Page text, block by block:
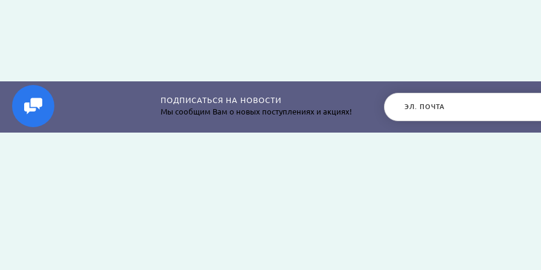
ПОДПИСАТЬСЯ НА НОВОСТИ
Мы сообщим Вам о новых поступлениях и акциях!